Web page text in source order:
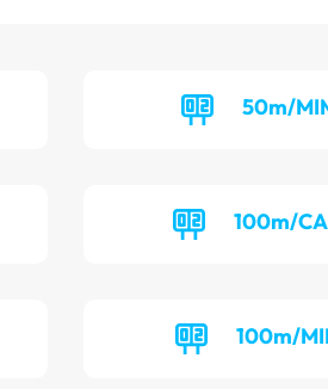
50m/
100m/
100m/